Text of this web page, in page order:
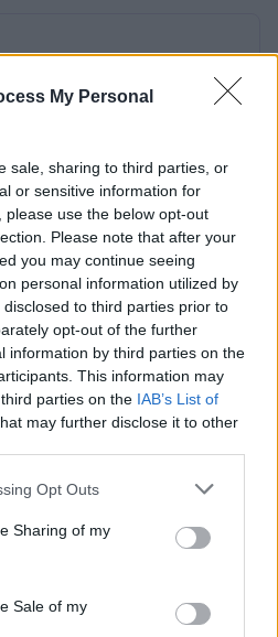
My Personal
sale, sharing to third parties, or
or sensitive information for
use the below opt-out
Please note that after your
you may continue seeing
personal information utilized by
to third parties prior to
opt-out of the further
information by third parties on the
This information may
parties on the IAB’s List of
may further disclose it to other
app uses one or more Google
behaviour. You may click to
and its third-party tags to
purposes in below Google
Opt Outs
Sharing of my
Sale of my